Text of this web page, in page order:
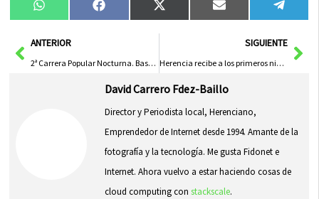
Compartir
en
WhatsAppCompartir
en
FacebookCompartir
en
X
(Twitter)
Compartir
en
Email
en
AntANTERIOR
2ª Carrera Popular Nocturna. Bases, categorías, premios y mucho más
SIGUIENTE
Herencia recibe a los primeros niños saharauis del programa Vacaciones en Paz 2009
David Carrero Fdez-Baillo
Director y Periodista local, Herenciano,
Emprendedor de Internet desde 1994. Amante de la
fotografía y la tecnología. Me gusta Fidonet e
Internet. Ahora vuelvo a estar haciendo cosas de
cloud computing con stackscale.